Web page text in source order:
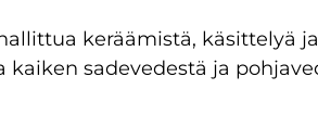
keräämistä, käsittelyä
sadevedestä ja